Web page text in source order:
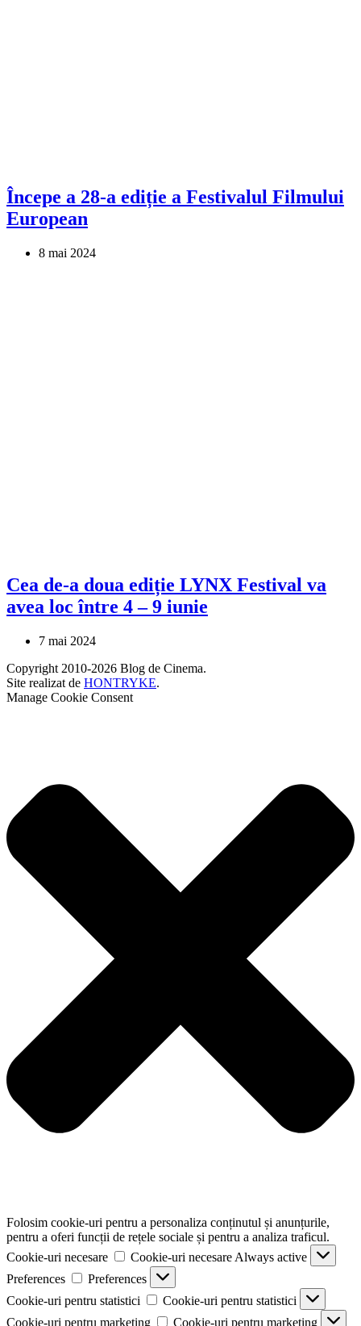
Începe a 28-a ediție a Festivalul Filmului
European
8 mai 2024
Cea de-a doua ediție LYNX Festival va
avea loc între 4 – 9 iunie
7 mai 2024
Copyright 2010-2026 Blog de Cinema.
Site realizat de HONTRYKE.
Manage Cookie Consent
Folosim cookie-uri pentru a personaliza conținutul și anunțurile,
pentru a oferi funcții de rețele sociale și pentru a analiza traficul.
Cookie-uri necesare
Cookie-uri necesare Always active
Preferences
Preferences
Cookie-uri pentru statistici
Cookie-uri pentru statistici
Cookie-uri pentru marketing
Cookie-uri pentru marketing